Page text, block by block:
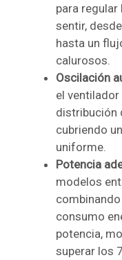
para regular
sentir,
hasta un
calurosos.
Oscilación
el
distribución
cubriendo
uniforme.
Potencia
modelos
consumo
potencia,
superar los